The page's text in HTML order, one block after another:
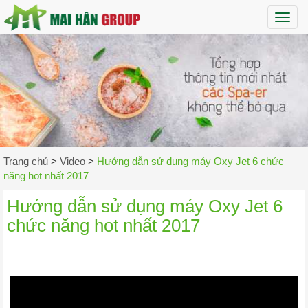
Trang chủ > Video > Hướng dẫn sử dụng máy Oxy Jet 6 chức
năng hot nhất 2017
Hướng dẫn sử dụng máy Oxy Jet 6
chức năng hot nhất 2017